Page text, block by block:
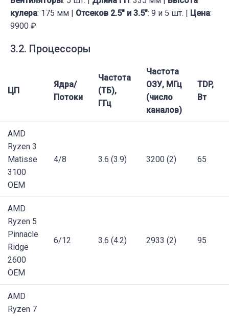
кулера: 175 мм | Отсеков 2.5" и 3.5": 9 и 5 шт. | Цена:
9900 ₽
3.2. Процессоры
ЦП
Ядра/
Потоки
Частота
(ТБ),
ГГц
Частота
ОЗУ, МГц
(число
каналов)
TDP,
Вт
AMD
Ryzen 3
Matisse
3100
OEM
4/8 3.6 (3.9) 3200 (2) 65
AMD
Ryzen 5
Pinnacle
Ridge
2600
OEM
6/12 3.6 (4.2) 2933 (2) 95
AMD
Ryzen 7